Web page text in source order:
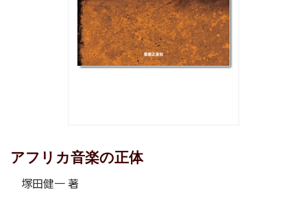
アフリカ音楽の正体
塚田健一 著